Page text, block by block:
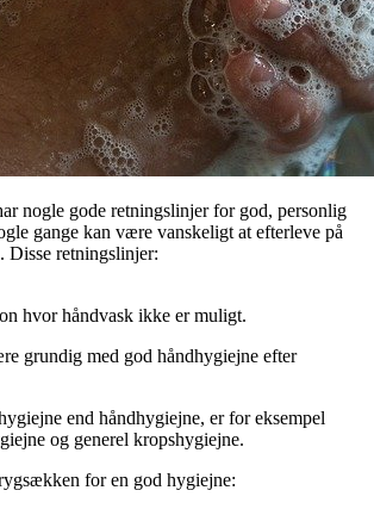
nogle gode retningslinjer for god, personlig
gange kan være vanskeligt at efterleve på
Disse retningslinjer:
hvor håndvask ikke er muligt.
grundig med god håndhygiejne efter
end håndhygiejne, er for eksempel
og generel kropshygiejne.
for en god hygiejne: